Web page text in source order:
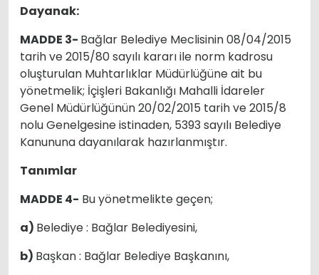
Dayanak:
MADDE 3- Bağlar Belediye Meclisinin 08/04/2015
tarih ve 2015/80 sayılı kararı ile norm kadrosu
oluşturulan Muhtarlıklar Müdürlüğüne ait bu
yönetmelik; İçişleri Bakanlığı Mahalli İdareler
Genel Müdürlüğünün 20/02/2015 tarih ve 2015/8
nolu Genelgesine istinaden, 5393 sayılı Belediye
Kanununa dayanılarak hazırlanmıştır.
Tanımlar
MADDE 4- Bu yönetmelikte geçen;
a) Belediye : Bağlar Belediyesini,
b) Başkan : Bağlar Belediye Başkanını,